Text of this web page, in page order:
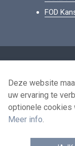
FOD
Deze website
uw ervaring te
optionele cookies
Meer info.